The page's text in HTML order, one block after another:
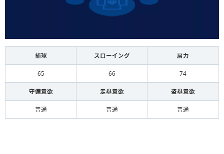
捕球 スローイング 肩力
65 66 74
守備意欲 走塁意欲 盗塁意欲
普通 普通 普通